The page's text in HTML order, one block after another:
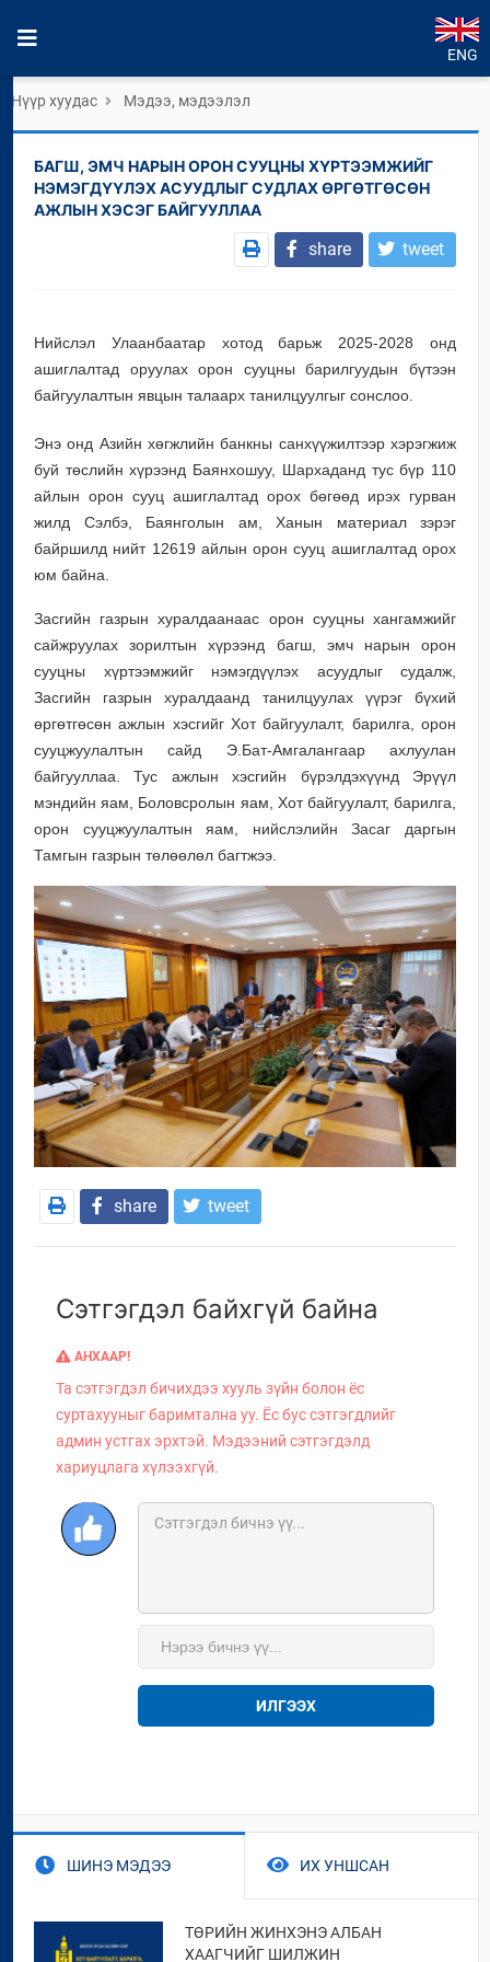
ENG
Нүүр хуудас Мэдээ, мэдээлэл
БАГШ, ЭМЧ НАРЫН ОРОН СУУЦНЫ ХҮРТЭЭМЖИЙГ
НЭМЭГДҮҮЛЭХ АСУУДЛЫГ СУДЛАХ ӨРГӨТГӨСӨН
АЖЛЫН ХЭСЭГ БАЙГУУЛЛАА
share tweet
Нийслэл Улаанбаатар хотод барьж 2025-2028 онд
ашиглалтад оруулах орон сууцны барилгуудын бүтээн
байгуулалтын явцын талаарх танилцуулгыг сонслоо.
Энэ онд Азийн хөгжлийн банкны санхүүжилтээр хэрэгжиж
буй төслийн хүрээнд Баянхошуу, Шархаданд тус бүр 110
айлын орон сууц ашиглалтад орох бөгөөд ирэх гурван
жилд Сэлбэ, Баянголын ам, Ханын материал зэрэг
байршилд нийт 12619 айлын орон сууц ашиглалтад орох
юм байна.
Засгийн газрын хуралдаанаас орон сууцны хангамжийг
сайжруулах зорилтын хүрээнд багш, эмч нарын орон
сууцны хүртээмжийг нэмэгдүүлэх асуудлыг судалж,
Засгийн газрын хуралдаанд танилцуулах үүрэг бүхий
өргөтгөсөн ажлын хэсгийг Хот байгуулалт, барилга, орон
сууцжуулалтын сайд Э.Бат-Амгалангаар ахлуулан
байгууллаа. Тус ажлын хэсгийн бүрэлдэхүүнд Эрүүл
мэндийн яам, Боловсролын яам, Хот байгуулалт, барилга,
орон сууцжуулалтын яам, нийслэлийн Засаг даргын
Тамгын газрын төлөөлөл багтжээ.
share tweet
Сэтгэгдэл байхгүй байна
АНХААР!
Та сэтгэгдэл бичихдээ хууль зүйн болон ёс
суртахууныг баримтална уу. Ёс бус сэтгэгдлийг
админ устгах эрхтэй. Мэдээний сэтгэгдэлд
хариуцлага хүлээхгүй.
ИЛГЭЭХ
ШИНЭ МЭДЭЭ ИХ УНШСАН
ТӨРИЙН ЖИНХЭНЭ АЛБАН
ХААГЧИЙГ ШИЛЖИН